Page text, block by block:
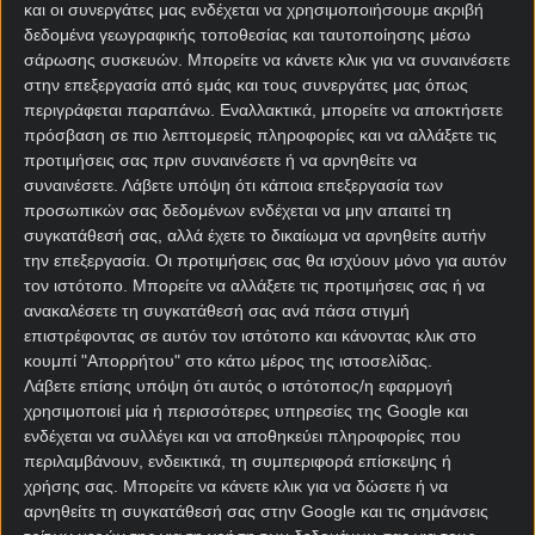
και οι συνεργάτες μας ενδέχεται να χρησιμοποιήσουμε ακριβή
δεδομένα γεωγραφικής τοποθεσίας και ταυτοποίησης μέσω
σάρωσης συσκευών. Μπορείτε να κάνετε κλικ για να συναινέσετε
στην επεξεργασία από εμάς και τους συνεργάτες μας όπως
περιγράφεται παραπάνω. Εναλλακτικά, μπορείτε να αποκτήσετε
πρόσβαση σε πιο λεπτομερείς πληροφορίες και να αλλάξετε τις
προτιμήσεις σας πριν συναινέσετε ή να αρνηθείτε να
συναινέσετε. Λάβετε υπόψη ότι κάποια επεξεργασία των
προσωπικών σας δεδομένων ενδέχεται να μην απαιτεί τη
συγκατάθεσή σας, αλλά έχετε το δικαίωμα να αρνηθείτε αυτήν
την επεξεργασία. Οι προτιμήσεις σας θα ισχύουν μόνο για αυτόν
τον ιστότοπο. Μπορείτε να αλλάξετε τις προτιμήσεις σας ή να
ανακαλέσετε τη συγκατάθεσή σας ανά πάσα στιγμή
επιστρέφοντας σε αυτόν τον ιστότοπο και κάνοντας κλικ στο
κουμπί "Απορρήτου" στο κάτω μέρος της ιστοσελίδας.
Λάβετε επίσης υπόψη ότι αυτός ο ιστότοπος/η εφαρμογή
χρησιμοποιεί μία ή περισσότερες υπηρεσίες της Google και
ενδέχεται να συλλέγει και να αποθηκεύει πληροφορίες που
περιλαμβάνουν, ενδεικτικά, τη συμπεριφορά επίσκεψης ή
χρήσης σας. Μπορείτε να κάνετε κλικ για να δώσετε ή να
αρνηθείτε τη συγκατάθεσή σας στην Google και τις σημάνσεις
Να πούμε κάπου εδώ, πως τότε ήταν και η τελευταία
φορά που ηΝότια Αφρικήαγωνίστηκε στο
Παγκόσμιο. Και ήταν μια ιστορική διοργάνωση,
μέχρι τη φετινή.
Το 2010 ήταν το πρώτο Μουντιάλ στην ιστορία το
οποίο διεξήχθη στην Αφρική, ενώ φέτος θα δούμε